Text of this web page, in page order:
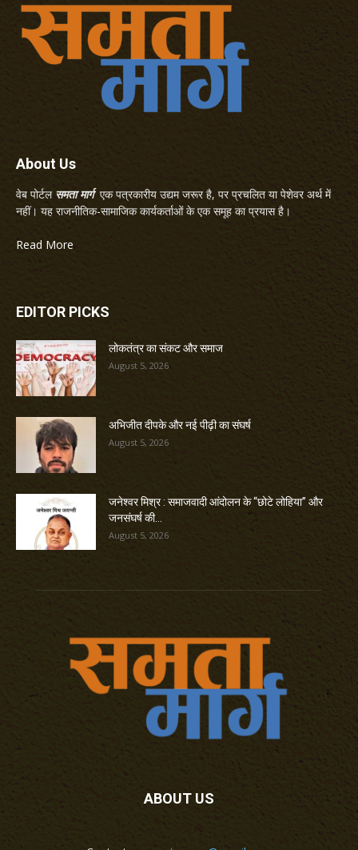
About Us
वेब पोर्टल समता मार्गएक पत्रकारीय उद्यम जरूर है, पर प्रचलित या पेशेवर अर्थ में
नहीं। यह राजनीतिक-सामाजिक कार्यकर्ताओं के एक समूह का प्रयास है।
Read More
EDITOR PICKS
लोकतंत्र का संकट और समाज
August 5, 2026
अभिजीत दीपके और नई पीढ़ी का संघर्ष
August 5, 2026
जनेश्वर मिश्र : समाजवादी आंदोलन के “छोटे लोहिया” और
जनसंघर्ष की...
August 5, 2026
ABOUT US